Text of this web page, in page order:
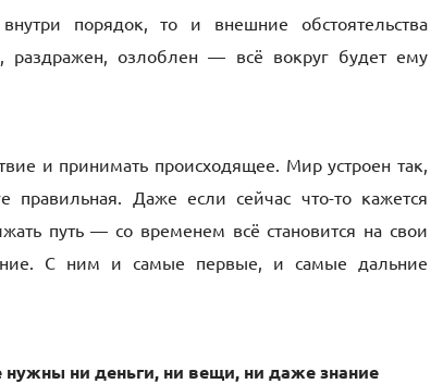
порядок, то и внешние обстоятельства
раздражен, озлоблен — всё вокруг будет ему
и принимать происходящее. Мир устроен так,
Даже если сейчас что-то кажется
путь — со временем всё становится на свои
С ним и самые первые, и самые дальние
ни деньги, ни вещи, ни даже знание